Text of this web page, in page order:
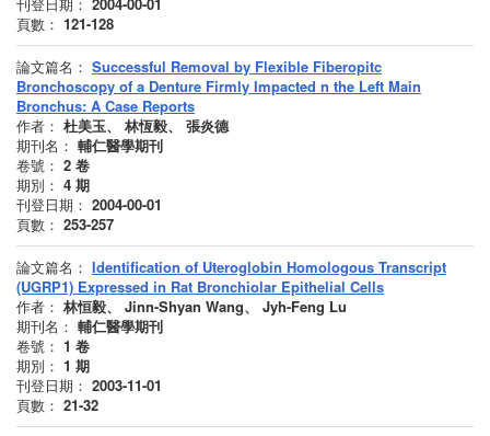
頁數： 121-128
論文篇名： Successful Removal by Flexible Fiberopitc
Bronchoscopy of a Denture Firmly Impacted n the Left Main
Bronchus: A Case Reports
作者： 杜美玉、 林恆毅、 張炎德
期刊名： 輔仁醫學期刊
卷號： 2 卷
期別： 4 期
刊登日期： 2004-00-01
頁數： 253-257
論文篇名： Identification of Uteroglobin Homologous Transcript
(UGRP1) Expressed in Rat Bronchiolar Epithelial Cells
作者： 林恒毅、 Jinn-Shyan Wang、 Jyh-Feng Lu
期刊名： 輔仁醫學期刊
卷號： 1 卷
期別： 1 期
刊登日期： 2003-11-01
頁數： 21-32